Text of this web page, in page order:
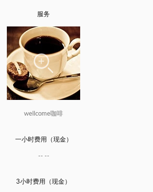
服务
wellcome咖啡
一小时费用（现金）
-- --
3小时费用（现金）